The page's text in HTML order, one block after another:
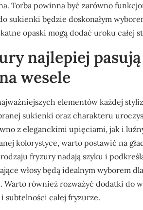
Torba powinna być zarówno
sukienki będzie doskonałym
opaski mogą dodać uroku całej
najlepiej
wesele
elementów każdej
sukienki oraz charakteru
z eleganckimi upięciami, jak i
kolorystyce, warto postawić na
fryzury nadają szyku i
włosy będą idealnym wyborem
Warto również rozważyć dodatki do
subtelności całej fryzurze.